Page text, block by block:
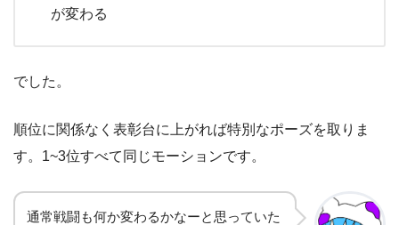
が変わる
でした。
順位に関係なく表彰台に上がれば特別なポーズを取りま
す。1~3位すべて同じモーションです。
通常戦闘も何か変わるかなーと思っていた